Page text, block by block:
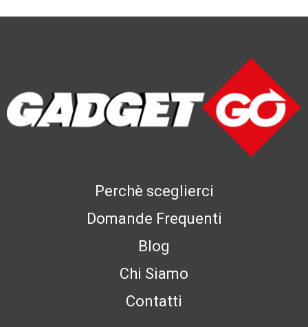
Perchè sceglierci
Domande Frequenti
Blog
Chi Siamo
Contatti